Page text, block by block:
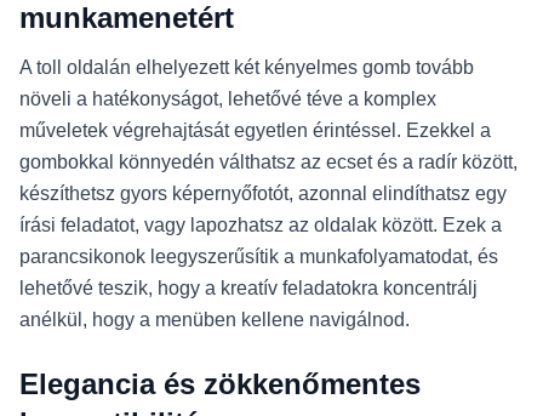
munkamenetért
A toll oldalán elhelyezett két kényelmes gomb tovább
növeli a hatékonyságot, lehetővé téve a komplex
műveletek végrehajtását egyetlen érintéssel. Ezekkel a
gombokkal könnyedén válthatsz az ecset és a radír között,
készíthetsz gyors képernyőfotót, azonnal elindíthatsz egy
írási feladatot, vagy lapozhatsz az oldalak között. Ezek a
parancsikonok leegyszerűsítik a munkafolyamatodat, és
lehetővé teszik, hogy a kreatív feladatokra koncentrálj
anélkül, hogy a menüben kellene navigálnod.
Elegancia és zökkenőmentes